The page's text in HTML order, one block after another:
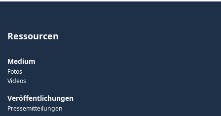
Ressourcen
Medium
Fotos
Videos
Veröffentlichungen
Pressemitteilungen